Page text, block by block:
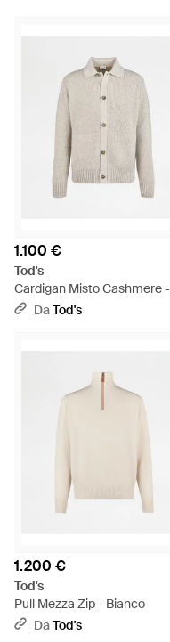
1.100 €
Tod's
Cardigan Misto Cashmere -
Bianco
DaTod's
1.200 €
Tod's
Pull Mezza Zip - Bianco
DaTod's